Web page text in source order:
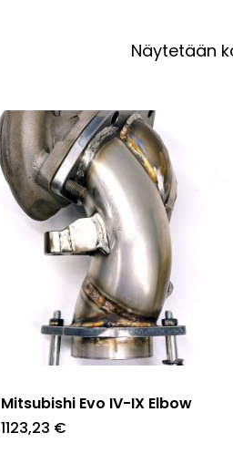
Näytetään
Mitsubishi Evo IV-IX Elbow
1123,23 €